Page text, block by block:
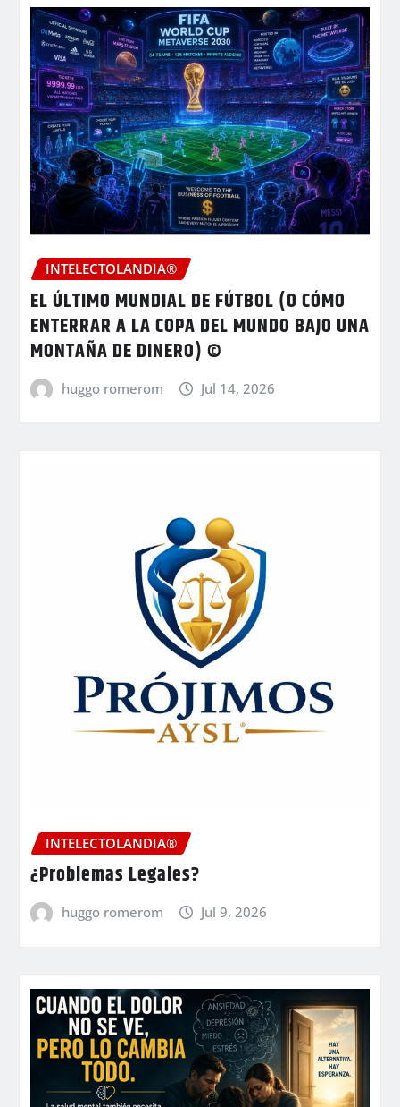
INTELECTOLANDIA®
EL ÚLTIMO MUNDIAL DE FÚTBOL (O CÓMO
ENTERRAR A LA COPA DEL MUNDO BAJO UNA
MONTAÑA DE DINERO) ©
huggo romerom Jul 14, 2026
INTELECTOLANDIA®
¿Problemas Legales?
huggo romerom Jul 9, 2026